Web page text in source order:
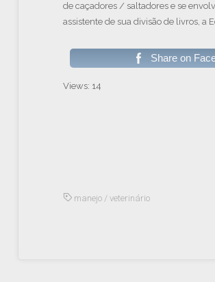
de caçadores / saltadores e se
assistente de sua divisão de livros, a
Share on
Views: 14
manejo / veterinário